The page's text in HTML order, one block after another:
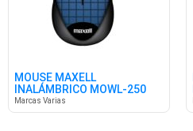
MOUSE MAXELL
INALÁMBRICO MOWL-250
BLUE
Marcas Varias